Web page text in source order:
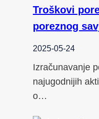
Troškovi
poreznog
2025-05-24
Izračunavanje
najugodnijih
o…